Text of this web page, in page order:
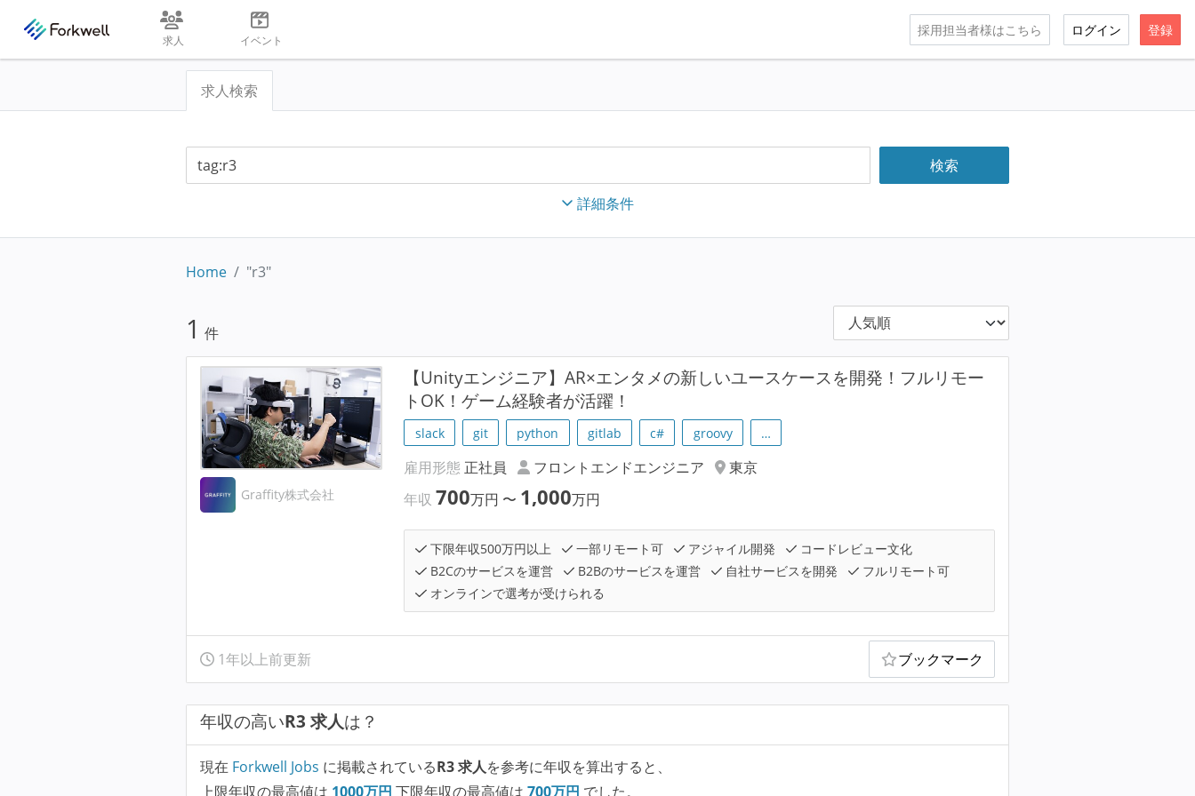
求人 イベント
採用担当者様はこちら ログイン 登録
求人検索
詳細条件
Home "r3"
1 件
Graffity株式会社
【Unityエンジニア】AR×エンタメの新しいユースケースを開発！フルリモー
トOK！ゲーム経験者が活躍！
slack git python gitlab c# groovy …
雇用形態 正社員 フロントエンドエンジニア
東京
年収700万円 〜 1,000万円
下限年収500万円以上 一部リモート可 アジャイル開発
コードレビュー文化
B2Cのサービスを運営
B2Bのサービスを運営 自社サービスを開発
フルリモート可
オンラインで選考が受けられる
1年以上前更新 ブックマーク
年収の高いR3 求人は？
現在 Forkwell Jobs に掲載されているR3 求人を参考に年収を算出すると、
上限年収の最高値は 1000万円 下限年収の最高値は 700万円 でした。